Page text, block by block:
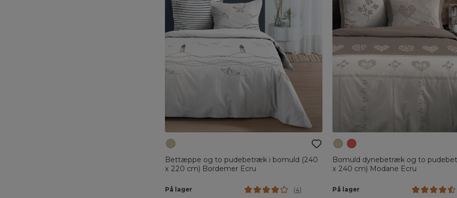
Bettæppe og to pudebetræk i bomuld (240
x 220 cm) Bordemer Ecru
På lager (4)
Bomuld dynebetræk og to
x 240 cm) Modane Ecru
På lager